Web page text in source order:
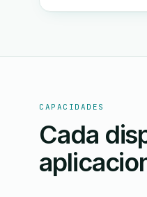
CAPACIDADES
Cada